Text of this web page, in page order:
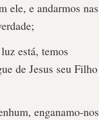
ele, e andarmos nas
está, temos
de Jesus seu Filho
enganamo-nos